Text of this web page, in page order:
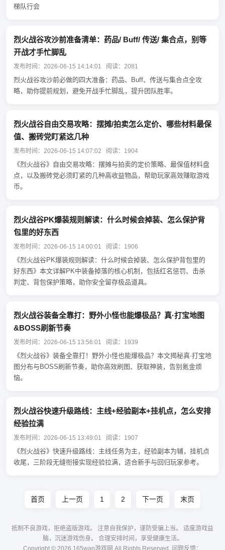
梯队行会
烈火战谷攻沙前准备清单：药品/ Buff/ 传送/ 集合点，别等
开战才手忙脚乱
发布时间：2026-06-15 14:14:01 阅读：2081
烈火战谷攻沙前必做的四大准备：药品、Buff、传送与集合点全攻
略，助你提前规划，避免开战手忙脚乱，提升团队胜率。
烈火战谷自由交易攻略：摆摊/拍卖怎么定价、哪些材料最保
值、搬砖党盯紧这几种
发布时间：2026-06-15 14:07:02 阅读：1904
《烈火战谷》自由交易攻略：摆摊与拍卖的定价策略、最保值材料盘
点，以及搬砖党必须盯紧的几种高收益物品，帮助玩家高效赚取游戏
币。
烈火战谷PK爆装规则解读：什么时候会掉装、怎么保护背
包里的好东西
发布时间：2026-06-15 14:00:01 阅读：1906
《烈火战谷PK爆装规则解读：什么时候会掉装、怎么保护背包里的
好东西》本文详解PK中装备掉落的核心机制，包括红名惩罚、击杀
判定、背包保护策略，助你安全留存极品道具。
烈火战谷装备全靠打：野外小怪也能爆极品？真·打宝地图
&BOSS刷新节奏
发布时间：2026-06-15 13:56:01 阅读：1939
《烈火战谷》装备全靠打！野外小怪也能爆极品？本文揭秘真·打宝地
图分布与BOSS刷新节奏，助你高效刷图、获取神装，告别氪金烦
恼。
烈火战谷快速升级路线：主线+经验副本+挂机点，怎么安排
经验拉满
发布时间：2026-06-15 13:49:01 阅读：1907
《烈火战谷》快速升级路线：主线任务为主，经验副本为辅，挂机点
收尾，三阶段无缝衔接实现经验拉满，适合新手与回归玩家参考。
首页 上一页 1 2 下一页 末页
抵制不良游戏，拒绝盗版游戏。 注意自我保护，谨防受骗上当。 适度游戏益
脑，沉迷游戏伤身。 合理安排时间，享受健康生活。
Copyright © 2026 165wan游戏网 All Rights Reserved. 问题反馈：